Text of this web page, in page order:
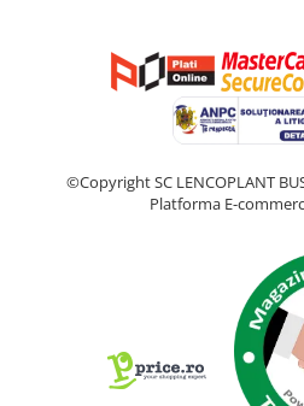
©Copyright SC LENCOPLANT
Platforma E-